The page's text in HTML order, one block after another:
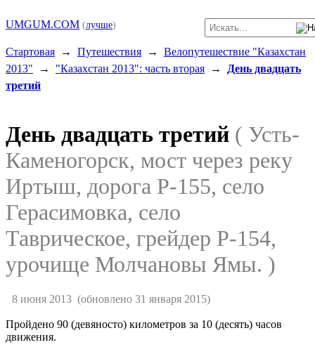
UMGUM.COM (лучше)
Стартовая → Путешествия → Велопутешествие "Казахстан
2013" → "Казахстан 2013": часть вторая →
День двадцать
третий
День двадцать третий ( Усть-
Каменогорск, мост через реку
Иртыш, дорога P-155, село
Герасимовка, село
Таврическое, грейдер P-154,
урочище Молчановы Ямы. )
8 июня 2013(обновлено 31 января 2015)
Пройдено 90 (девяносто) километров за 10 (десять) часов
движения.